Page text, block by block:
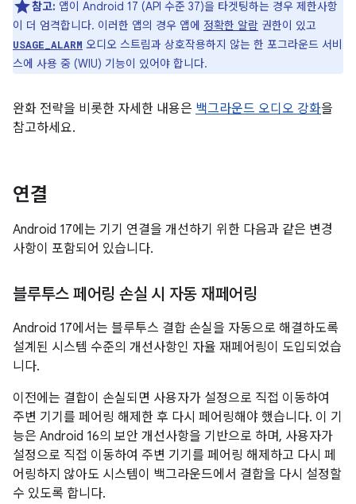
참고: 앱이 Android 17 (API 수준 37)을 타겟팅하는 경우 제한사항
이 더 엄격합니다. 이러한 앱의 경우 앱에 정확한 알람 권한이 있고
USAGE_ALARM 오디오 스트림과 상호작용하지 않는 한 포그라운드 서비
스에 사용 중 (WIU) 기능이 있어야 합니다.
완화 전략을 비롯한 자세한 내용은 백그라운드 오디오 강화을
참고하세요.
연결
Android 17에는 기기 연결을 개선하기 위한 다음과 같은 변경
사항이 포함되어 있습니다.
블루투스 페어링 손실 시 자동 재페어링
Android 17에서는 블루투스 결합 손실을 자동으로 해결하도록
설계된 시스템 수준의 개선사항인 자율 재페어링이 도입되었습
니다.
이전에는 결합이 손실되면 사용자가 설정으로 직접 이동하여
주변 기기를 페어링 해제한 후 다시 페어링해야 했습니다. 이 기
능은 Android 16의 보안 개선사항을 기반으로 하며, 사용자가
설정으로 직접 이동하여 주변 기기를 페어링 해제하고 다시 페
어링하지 않아도 시스템이 백그라운드에서 결합을 다시 설정할
수 있도록 합니다.